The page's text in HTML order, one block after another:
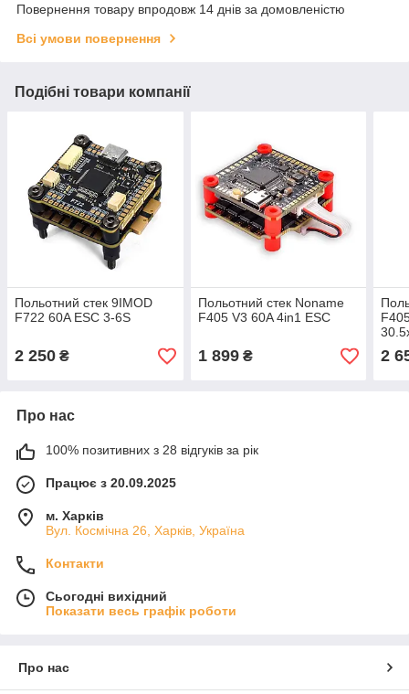
Повернення товару впродовж 14 днів за домовленістю
Всі умови повернення
Подібні товари компанії
Польотний стек 9IMOD
F722 60A ESC 3-6S
2 250 ₴
Польотний стек Noname
F405 V3 60A 4in1 ESC
1 899₴ 2
Про нас
100% позитивних з 28 відгуків за рік
Працює з 20.09.2025
м. Харків
Вул. Космічна 26, Харків, Україна
Контакти
Сьогодні вихідний
Показати весь графік роботи
Про нас